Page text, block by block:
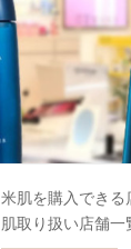
米肌を購入でき
肌取り扱い店舗一